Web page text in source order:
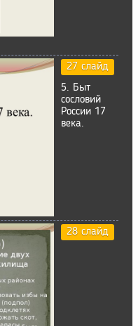
27 слайд
5. Быт
сословий
России 17
века.
28 слайд